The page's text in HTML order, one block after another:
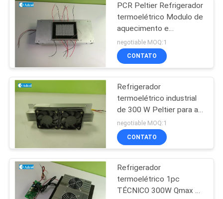
PCR Peltier Refrigerador
termoelétrico Modulo de
aquecimento e
resfriamento 96 buracos
Semicondutor
negotiable MOQ:1
CONTATO
Refrigerador
termoelétrico industrial
de 300 W Peltier para a
transferência térmica
negotiable MOQ:1
CONTATO
Refrigerador
termoelétrico 1pc
TÉCNICO 300W Qmax 4